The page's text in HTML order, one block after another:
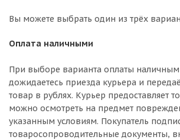
Вы можете выбрать один из трёх
Оплата наличными
При выборе варианта оплаты
дожидаетесь приезда курьера и
товар в рублях. Курьер предоставляет
можно осмотреть на предмет
указанным условиям. Покупатель
товаросопроводительные документы,